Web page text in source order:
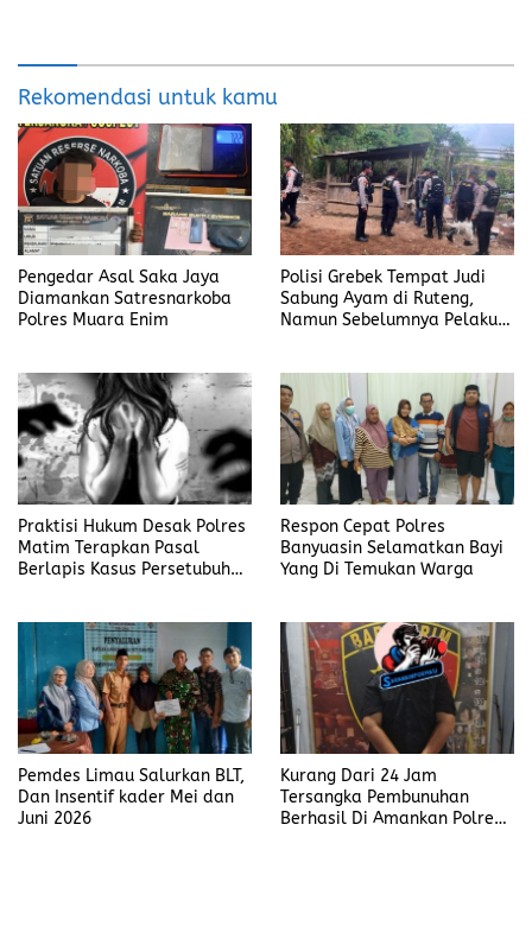
Rekomendasi untuk kamu
Pengedar Asal Saka Jaya
Diamankan Satresnarkoba
Polres Muara Enim
Polisi Grebek Tempat Judi
Sabung Ayam di Ruteng,
Namun Sebelumnya Pelaku
Praktisi Hukum Desak Polres
Matim Terapkan Pasal
Berlapis Kasus Persetubuhan
Respon Cepat Polres
Banyuasin Selamatkan Bayi
Yang Di Temukan Warga
Pemdes Limau Salurkan BLT,
Dan Insentif kader Mei dan
Juni 2026
Kurang Dari 24 Jam
Tersangka Pembunuhan
Berhasil Di Amankan Polres